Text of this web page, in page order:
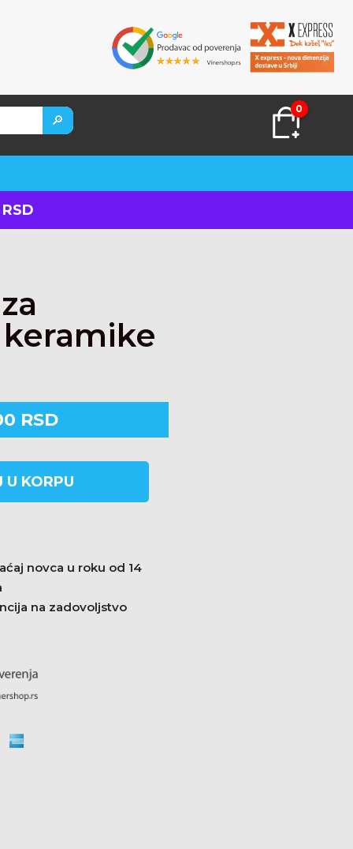
🔎
0
RSD
KORPU
novca u roku od 14
na zadovoljstvo